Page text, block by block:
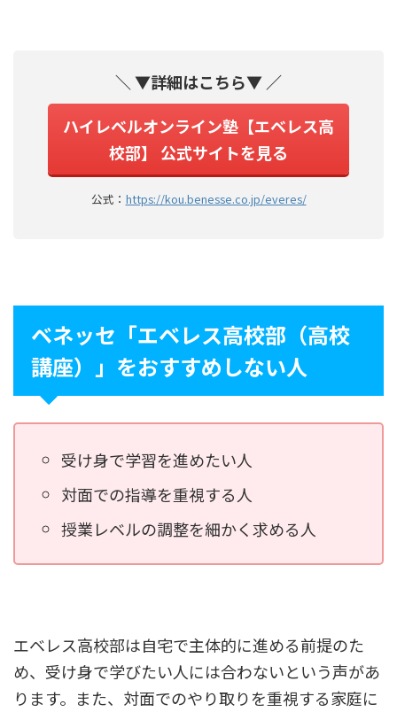
＼ ▼詳細はこちら▼ ／
ハイレベルオンライン塾【エベレス高
校部】 公式サイトを見る
公式： https://kou.benesse.co.jp/everes/
ベネッセ「エベレス高校部（高校
講座）」をおすすめしない人
受け身で学習を進めたい人
対面での指導を重視する人
授業レベルの調整を細かく求める人
エベレス高校部は自宅で主体的に進める前提のた
め、受け身で学びたい人には合わないという声があ
ります。また、対面でのやり取りを重視する家庭に